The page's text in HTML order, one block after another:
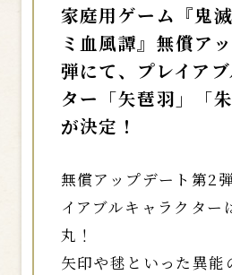
家庭用ゲーム『鬼
ミ血風譚』無償ア
弾にて、プレイア
ター「矢琶羽」「
が決定！
無償アップデート第2
イアブルキャラクター
丸！
矢印や毬といった異能